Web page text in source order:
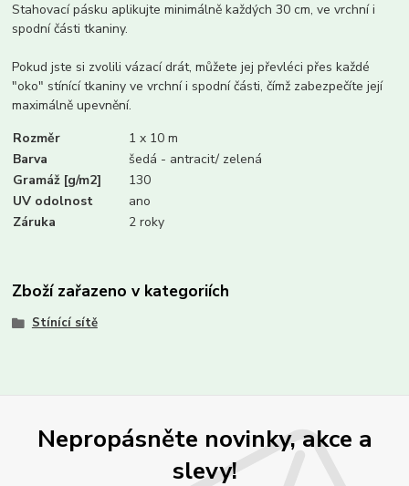
Stahovací pásku aplikujte minimálně každých 30 cm, ve vrchní i
spodní části tkaniny.
Pokud jste si zvolili vázací drát, můžete jej převléci přes každé
"oko" stínící tkaniny ve vrchní i spodní části, čímž zabezpečíte její
maximálně upevnění.
Rozměr
1 x 10 m
Barva
šedá - antracit/ zelená
Gramáž [g/m2]
130
UV odolnost
ano
Záruka
2 roky
Zboží zařazeno v kategoriích
Stínící sítě
Nepropásněte novinky, akce a
slevy!